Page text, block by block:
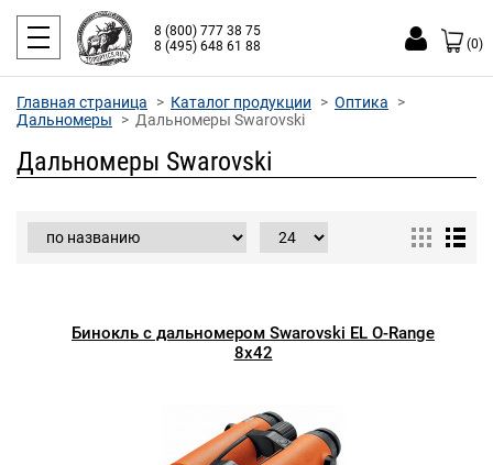
8 (800) 777 38 75
8 (495) 648 61 88
(0)
Главная страница Каталог продукции
Оптика
Дальномеры
Дальномеры Swarovski
Дальномеры Swarovski
Бинокль с дальномером Swarovski EL O-Range
8x42